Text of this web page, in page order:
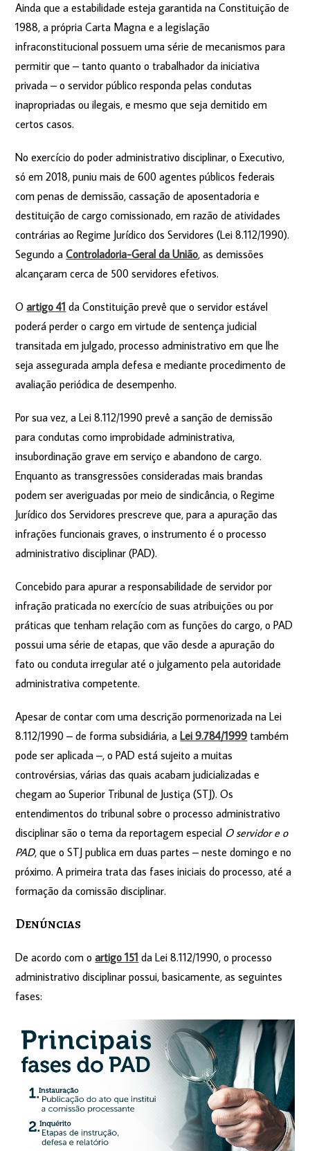
Ainda que a estabilidade esteja garantida na Constituição de
1988, a própria Carta Magna e a legislação
infraconstitucional possuem uma série de mecanismos para
permitir que – tanto quanto o trabalhador da iniciativa
privada – o servidor público responda pelas condutas
inapropriadas ou ilegais, e mesmo que seja demitido em
certos casos.
No exercício do poder administrativo disciplinar, o Executivo,
só em 2018, puniu mais de 600 agentes públicos federais
com penas de demissão, cassação de aposentadoria e
destituição de cargo comissionado, em razão de atividades
contrárias ao Regime Jurídico dos Servidores (Lei 8.112/1990).
Segundo aControladoria-Geral da União, as demissões
alcançaram cerca de 500 servidores efetivos.
Oartigo 41 da Constituição prevê que o servidor estável
poderá perder o cargo em virtude de sentença judicial
transitada em julgado, processo administrativo em que lhe
seja assegurada ampla defesa e mediante procedimento de
avaliação periódica de desempenho.
Por sua vez, a Lei 8.112/1990 prevê a sanção de demissão
para condutas como improbidade administrativa,
insubordinação grave em serviço e abandono de cargo.
Enquanto as transgressões consideradas mais brandas
podem ser averiguadas por meio de sindicância, o Regime
Jurídico dos Servidores prescreve que, para a apuração das
infrações funcionais graves, o instrumento é o processo
administrativo disciplinar (PAD).
Concebido para apurar a responsabilidade de servidor por
infração praticada no exercício de suas atribuições ou por
práticas que tenham relação com as funções do cargo, o PAD
possui uma série de etapas, que vão desde a apuração do
fato ou conduta irregular até o julgamento pela autoridade
administrativa competente.
Apesar de contar com uma descrição pormenorizada na Lei
8.112/1990 – de forma subsidiária, a Lei 9.784/1999 também
pode ser aplicada –, o PAD está sujeito a muitas
controvérsias, várias das quais acabam judicializadas e
chegam ao Superior Tribunal de Justiça (STJ). Os
entendimentos do tribunal sobre o processo administrativo
disciplinar são o tema da reportagem especial O servidor e o
PAD, que o STJ publica em duas partes – neste domingo e no
próximo. A primeira trata das fases iniciais do processo, até a
formação da comissão disciplinar.
Denúnci​as
De acordo com oartigo 151 da Lei 8.112/1990, o processo
administrativo disciplinar possui, basicamente, as seguintes
fases: